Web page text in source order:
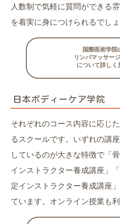
人数制で気軽に質問ができる
を着実に身につけられるでしょ
国際医術学院
リンパマッサー
について詳しく
日本ボディーケア学院
それぞれのコース内容に応じ
るスクールです。いずれの講
しているのが大きな特徴で「
インストラクター養成講座」
定インストラクター養成講座
ています。オンライン授業も利